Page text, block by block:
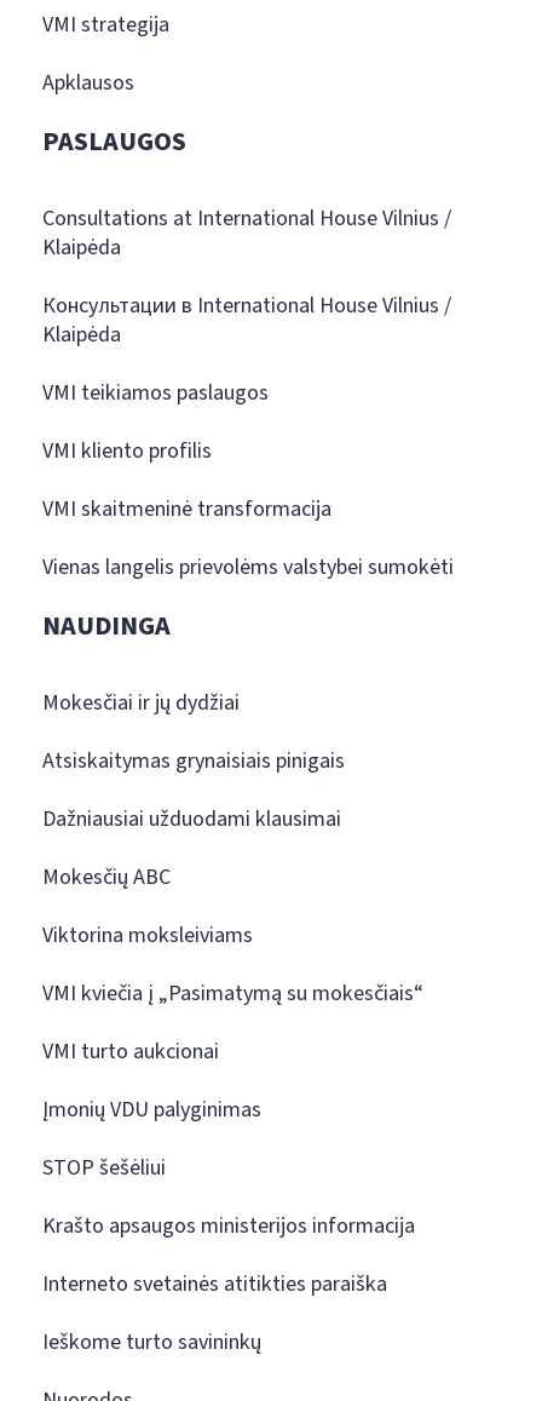
VMI strategija
Apklausos
PASLAUGOS
Consultations at International House Vilnius /
Klaipėda
Консультации в International House Vilnius /
Klaipėda
VMI teikiamos paslaugos
VMI kliento profilis
VMI skaitmeninė transformacija
Vienas langelis prievolėms valstybei sumokėti
NAUDINGA
Mokesčiai ir jų dydžiai
Atsiskaitymas grynaisiais pinigais
Dažniausiai užduodami klausimai
Mokesčių ABC
Viktorina moksleiviams
VMI kviečia į „Pasimatymą su mokesčiais“
VMI turto aukcionai
Įmonių VDU palyginimas
STOP šešėliui
Krašto apsaugos ministerijos informacija
Interneto svetainės atitikties paraiška
Ieškome turto savininkų